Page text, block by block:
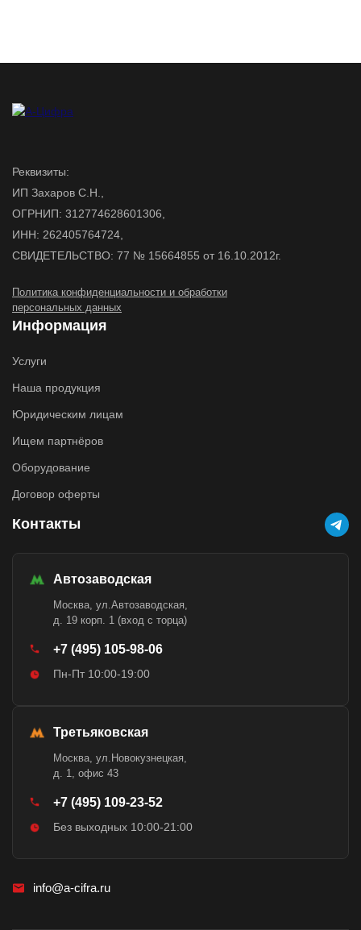
Реквизиты:
ИП Захаров С.Н.,
ОГРНИП: 312774628601306,
ИНН: 262405764724,
СВИДЕТЕЛЬСТВО: 77 № 15664855 от 16.10.2012г.
Политика конфиденциальности и обработки
персональных данных
Информация
Услуги
Наша продукция
Юридическим лицам
Ищем партнёров
Оборудование
Договор оферты
Контакты
Автозаводская
Москва, ул.Автозаводская,
д. 19 корп. 1 (вход с торца)
+7 (495) 105-98-06
Пн-Пт 10:00-19:00
Третьяковская
Москва, ул.Новокузнецкая,
д. 1, офис 43
+7 (495) 109-23-52
Без выходных 10:00-21:00
info@a-cifra.ru